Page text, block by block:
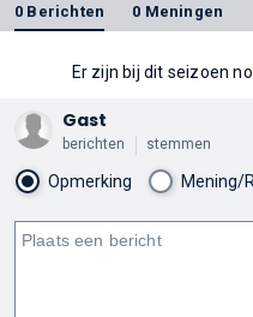
0 Berichten 0 Meningen
Er zijn bij dit seizoen
Gast
berichten stemmen
Opmerking Mening/